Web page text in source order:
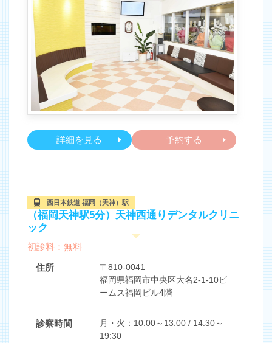
詳細を見る 予約する
（福岡天神駅5分）天神西通りデンタルクリニ
ック
西日本鉄道 福岡（天神）駅
初診料：無料
住所
〒810-0041
福岡県福岡市中央区大名2-1-10ビ
ームス福岡ビル4階
診察時間
月・火：10:00～13:00 / 14:30～
19:30